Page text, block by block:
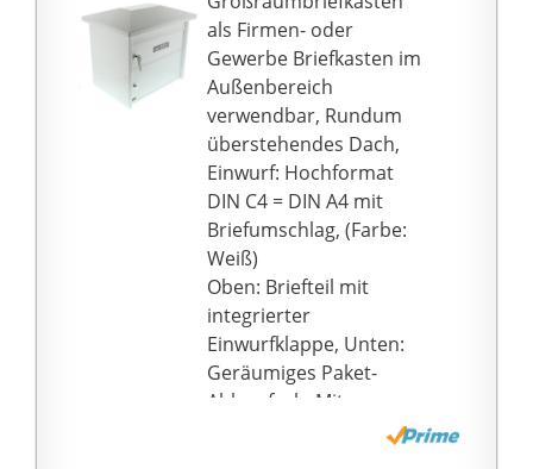
Post-Entnahme
Lieferumfang: 1 BURG-
WÄCHTER
Stahlbriefkasten,
Nordic 3780 Ni, 36780,
Inkl. Abstandshalter
und Montageanleitung,
H: 560mm, B: 380mm, T:
222mm, Einwurf-Breite:
327mm, Einwurf-Höhe:
44mm
als Firmen- oder
Gewerbe Briefkasten im
Außenbereich
verwendbar, Rundum
überstehendes Dach,
Einwurf: Hochformat
DIN C4 = DIN A4 mit
Briefumschlag, (Farbe:
Weiß)
Oben: Briefteil mit
integrierter
Einwurfklappe, Unten:
Geräumiges Paket-
Ablagefach, Mit
Magnetverschluss an